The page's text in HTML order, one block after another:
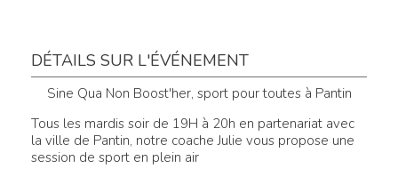
DÉTAILS SUR L'ÉVÉNEMENT
Sine Qua Non Boost'her, sport pour toutes à Pantin
Tous les mardis soir de 19H à 20h en partenariat avec
la ville de Pantin, notre coache Julie vous propose une
session de sport en plein air